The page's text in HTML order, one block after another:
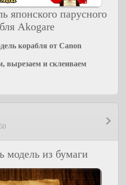
японского парусного
Akogare
корабля от Canon
вырезаем и склеиваем
модель из бумаги